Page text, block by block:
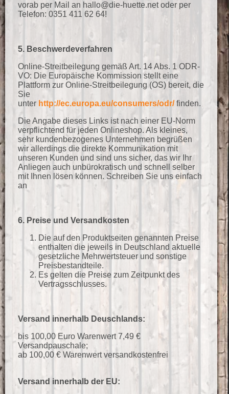
vorab per Mail an hallo@die-huette.net oder per
Telefon: 0351 411 62 64!
5. Beschwerdeverfahren
Online-Streitbeilegung gemäß Art. 14 Abs. 1 ODR-
VO: Die Europäische Kommission stellt eine
Plattform zur Online-Streitbeilegung (OS) bereit, die
Sie
unter http://ec.europa.eu/consumers/odr/finden.
Die Angabe dieses Links ist nach einer EU-Norm
verpflichtend für jeden Onlineshop. Als kleines,
sehr kundenbezogenes Unternehmen begrüßen
wir allerdings die direkte Kommunikation mit
unseren Kunden und sind uns sicher, das wir Ihr
Anliegen auch unbürokratisch und schnell selber
mit Ihnen lösen können. Schreiben Sie uns einfach
an
6. Preise und Versandkosten
Die auf den Produktseiten genannten Preise
enthalten die jeweils in Deutschland aktuelle
gesetzliche Mehrwertsteuer und sonstige
Preisbestandteile.
Es gelten die Preise zum Zeitpunkt des
Vertragsschlusses.
Versand innerhalb Deuschlands:
bis 100,00 Euro Warenwert 7,49 €
Versandpauschale;
ab 100,00 € Warenwert versandkostenfrei
Versand innerhalb der EU: